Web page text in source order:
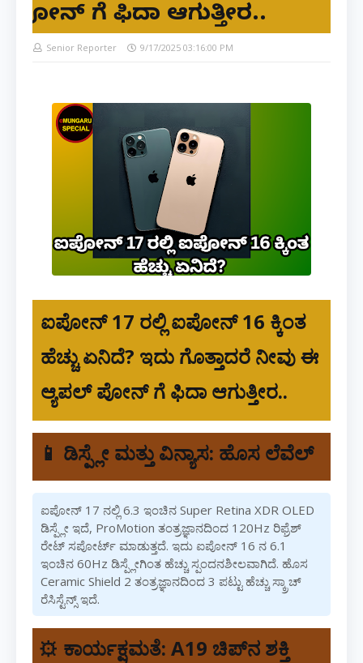
ಪೋನ್ ಗೆ ಫಿದಾ ಆಗುತ್ತೀರ..
Senior Reporter 9/17/2025 03:16:00 PM
ಐಪೋನ್ 17 ರಲ್ಲಿ ಐಪೋನ್ 16 ಕ್ಕಿಂತ
ಹೆಚ್ಚು ಏನಿದೆ? ಇದು ಗೊತ್ತಾದರೆ ನೀವು ಈ
ಆ್ಯಪಲ್ ಪೋನ್ ಗೆ ಫಿದಾ ಆಗುತ್ತೀರ..
📱 ಡಿಸ್ಪ್ಲೇ ಮತ್ತು ವಿನ್ಯಾಸ: ಹೊಸ ಲೆವೆಲ್
ಐಪೋನ್ 17 ನಲ್ಲಿ 6.3 ಇಂಚಿನ Super Retina XDR OLED
ಡಿಸ್ಪ್ಲೇ ಇದೆ, ProMotion ತಂತ್ರಜ್ಞಾನದಿಂದ 120Hz ರಿಫ್ರೆಶ್
ರೇಟ್ ಸಪೋರ್ಟ್ ಮಾಡುತ್ತದೆ. ಇದು ಐಪೋನ್ 16 ನ 6.1
ಇಂಚಿನ 60Hz ಡಿಸ್ಪ್ಲೇಗಿಂತ ಹೆಚ್ಚು ಸ್ಪಂದನಶೀಲವಾಗಿದೆ. ಹೊಸ
Ceramic Shield 2 ತಂತ್ರಜ್ಞಾನದಿಂದ 3 ಪಟ್ಟು ಹೆಚ್ಚು ಸ್ಕ್ರಾಚ್
ರೆಸಿಸ್ಟೆನ್ಸ್ ಇದೆ.
⚙️ ಕಾರ್ಯಕ್ಷಮತೆ: A19 ಚಿಪ್‌ನ ಶಕ್ತಿ